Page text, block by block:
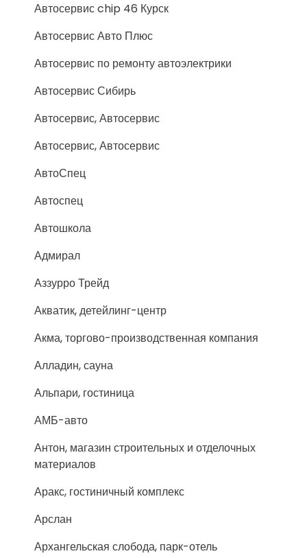
Автосервис chip 46 Курск
Автосервис Авто Плюс
Автосервис по ремонту автоэлектрики
Автосервис Сибирь
Автосервис, Автосервис
Автосервис, Автосервис
АвтоСпец
Автоспец
Автошкола
Адмирал
Аззурро Трейд
Акватик, детейлинг-центр
Акма, торгово-производственная компания
Алладин, сауна
Альпари, гостиница
АМБ-авто
Антон, магазин строительных и отделочных
материалов
Аракс, гостиничный комплекс
Арслан
Архангельская слобода, парк-отель